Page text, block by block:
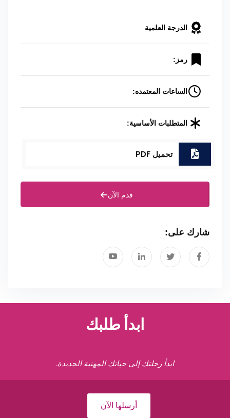
الدرجة العلمية
رمز:
الساعات المعتمده:
المتطلبات الأساسية:
تحميل PDF
قدم الآن
شارك على:
ابدأ طلبك
ابدأ رحلتك إلى حياتك المهنية الجديدة.
أرسلها الآن